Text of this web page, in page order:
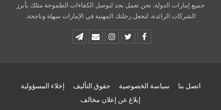
جميع إمارات الدولة. نحن نعمل بجد لنوصل الكفاءات الطموحة مثلك بأبرز
الشركات الرائدة، لنجعل رحلتك المهنية في الإمارات سهلة وناجحة.
اتصل بنا سياسة الخصوصية حقوق التأليف
إخلاء المسؤولية
إبلاغ عن إعلان مخالف